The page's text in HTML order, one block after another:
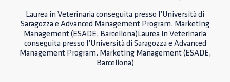
Laurea in Veterinaria conseguita presso l’Università di
Saragozza e Advanced Management Program. Marketing
Management (ESADE, Barcellona)Laurea in Veterinaria
conseguita presso l’Università di Saragozza e Advanced
Management Program. Marketing Management (ESADE,
Barcellona)